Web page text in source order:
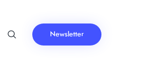
Newsletter